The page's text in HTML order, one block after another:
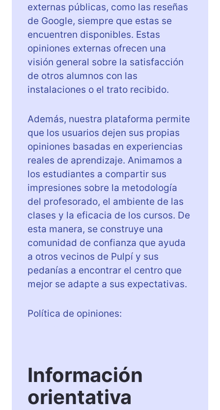
externas públicas, como las reseñas
de Google, siempre que estas se
encuentren disponibles. Estas
opiniones externas ofrecen una
visión general sobre la satisfacción
de otros alumnos con las
instalaciones o el trato recibido.
Además, nuestra plataforma permite
que los usuarios dejen sus propias
opiniones basadas en experiencias
reales de aprendizaje. Animamos a
los estudiantes a compartir sus
impresiones sobre la metodología
del profesorado, el ambiente de las
clases y la eficacia de los cursos. De
esta manera, se construye una
comunidad de confianza que ayuda
a otros vecinos de Pulpí y sus
pedanías a encontrar el centro que
mejor se adapte a sus expectativas.
Política de opiniones:
Información
orientativa